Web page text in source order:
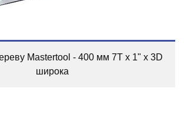
Mastertool - 400 мм 7T x 1" x 3D
широка